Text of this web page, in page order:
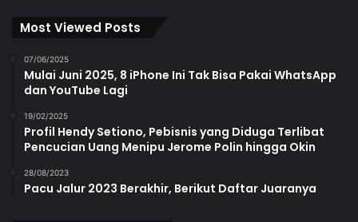
Most Viewed Posts
07/06/2025
Mulai Juni 2025, 8 iPhone Ini Tak Bisa Pakai WhatsApp
dan YouTube Lagi
19/02/2025
Profil Hendy Setiono, Pebisnis yang Diduga Terlibat
Pencucian Uang Menipu Jerome Polin hingga Okin
28/08/2023
Pacu Jalur 2023 Berakhir, Berikut Daftar Juaranya